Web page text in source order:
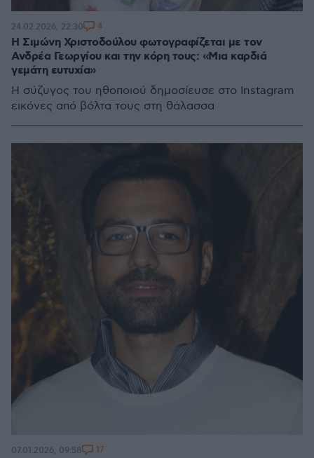
Η Σιμώνη Χριστοδούλου φωτογραφίζεται με τον
Ανδρέα Γεωργίου και την κόρη τους: «Μια καρδιά
γεμάτη ευτυχία»
Η σύζυγος του ηθοποιού δημοσίευσε στο Instagram
εικόνες από βόλτα τους στη θάλασσα
24.02.2026, 22:30 4
07.01.2026, 09:58 17